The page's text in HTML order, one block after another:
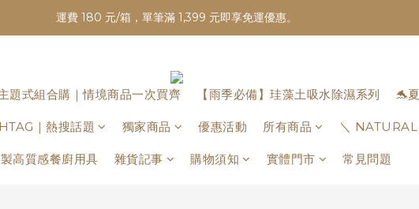
運費 180 元/箱，單筆滿 1,399 元即享免運優惠。
題式組合購｜情境商品一次買齊 【雨季必備】珪藻土吸水除濕系列 🐬
｜熱搜話題 獨家商品 優惠活動 所有商品 ＼
高質感餐廚用具 雜貨記事 購物須知 實體門市 常見問題